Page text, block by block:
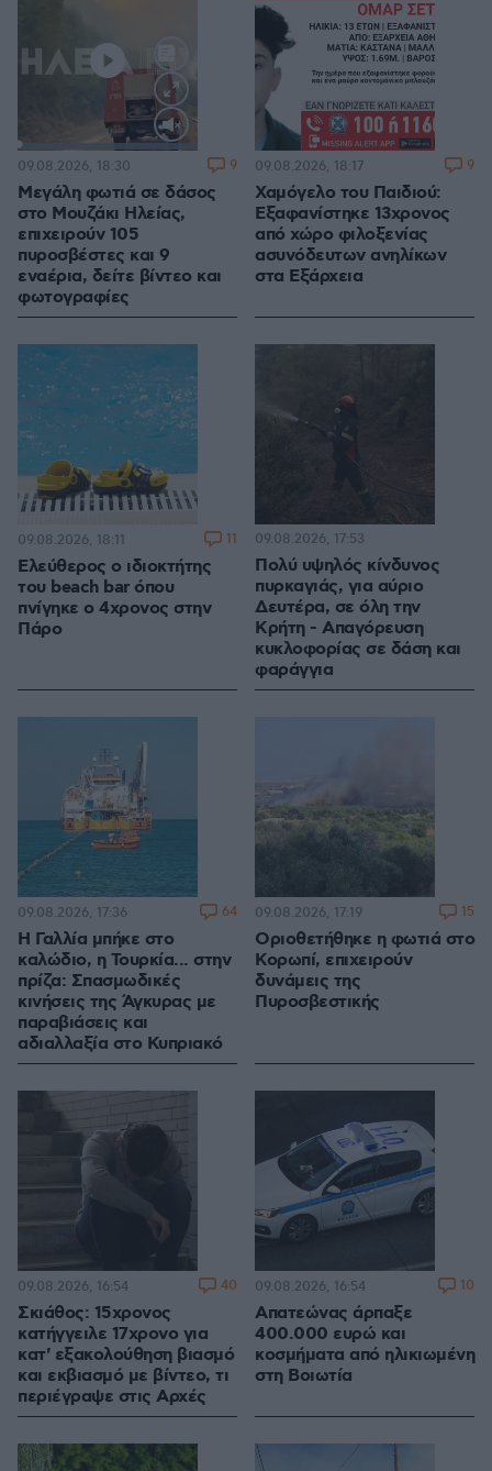
Loaded:
100.00%
Μεγάλη φωτιά σε δάσος
στο Μουζάκι Ηλείας,
επιχειρούν 105
πυροσβέστες και 9
εναέρια, δείτε βίντεο και
φωτογραφίες
09.08.2026, 18:30 9
Χαμόγελο του Παιδιού:
Εξαφανίστηκε 13χρονος
από χώρο φιλοξενίας
ασυνόδευτων ανηλίκων
στα Εξάρχεια
09.08.2026, 18:17 9
Ελεύθερος ο ιδιοκτήτης
του beach bar όπου
πνίγηκε ο 4χρονος στην
Πάρο
09.08.2026, 18:11 11
Πολύ υψηλός κίνδυνος
πυρκαγιάς, για αύριο
Δευτέρα, σε όλη την
Κρήτη - Απαγόρευση
κυκλοφορίας σε δάση και
φαράγγια
09.08.2026, 17:53
Η Γαλλία μπήκε στο
καλώδιο, η Τουρκία... στην
πρίζα: Σπασμωδικές
κινήσεις της Άγκυρας με
παραβιάσεις και
αδιαλλαξία στο Κυπριακό
09.08.2026, 17:36 64
Οριοθετήθηκε η φωτιά στο
Κορωπί, επιχειρούν
δυνάμεις της
Πυροσβεστικής
09.08.2026, 17:19 15
Σκιάθος: 15χρονος
κατήγγειλε 17χρονο για
κατ' εξακολούθηση βιασμό
και εκβιασμό με βίντεο, τι
περιέγραψε στις Αρχές
09.08.2026, 16:54 40
Απατεώνας άρπαξε
400.000 ευρώ και
κοσμήματα από ηλικιωμένη
στη Βοιωτία
09.08.2026, 16:54 10